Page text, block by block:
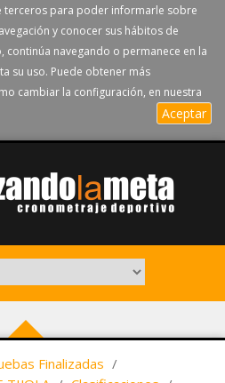
terceros para poder informarle sobre
y conocer sus hábitos de
continúa navegando o permanece en la
su uso. Puede obtener más
cambiar la configuración, en nuestra
Aceptar
Finalizadas /